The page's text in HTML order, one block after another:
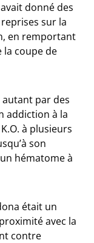
donné des
sur la
en remportant
la coupe de
par des
addiction à la
à plusieurs
son
hématome à
était un
avec la
contre